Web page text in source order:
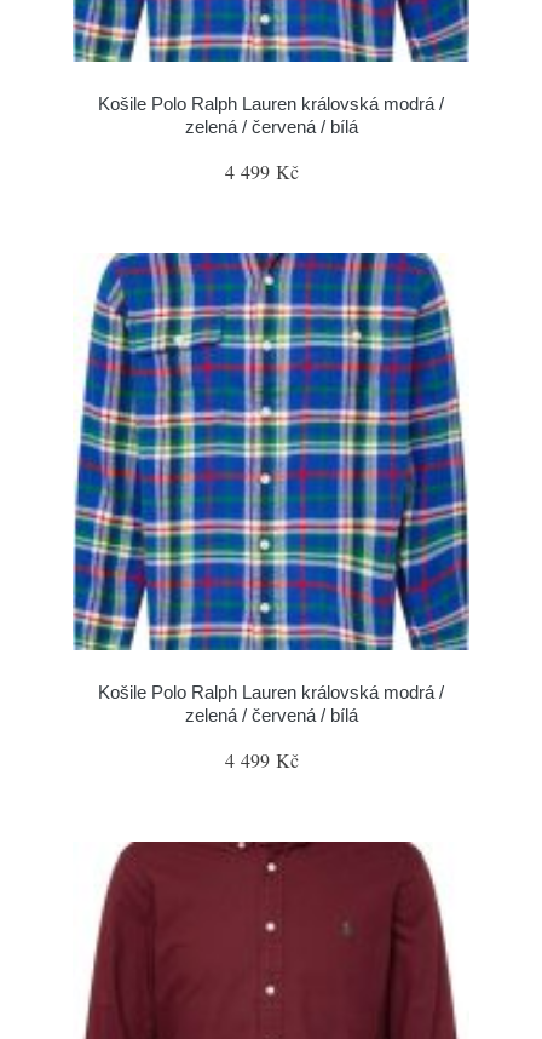
Košile Polo Ralph Lauren královská modrá /
zelená / červená / bílá
4 499 Kč
Košile Polo Ralph Lauren královská modrá /
zelená / červená / bílá
4 499 Kč